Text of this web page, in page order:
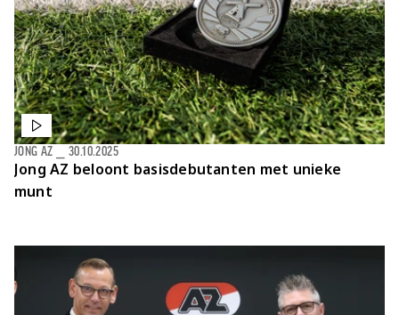
Jong AZ beloont basisdebutanten met unieke
munt
JONG AZ ⎯30.10.2025